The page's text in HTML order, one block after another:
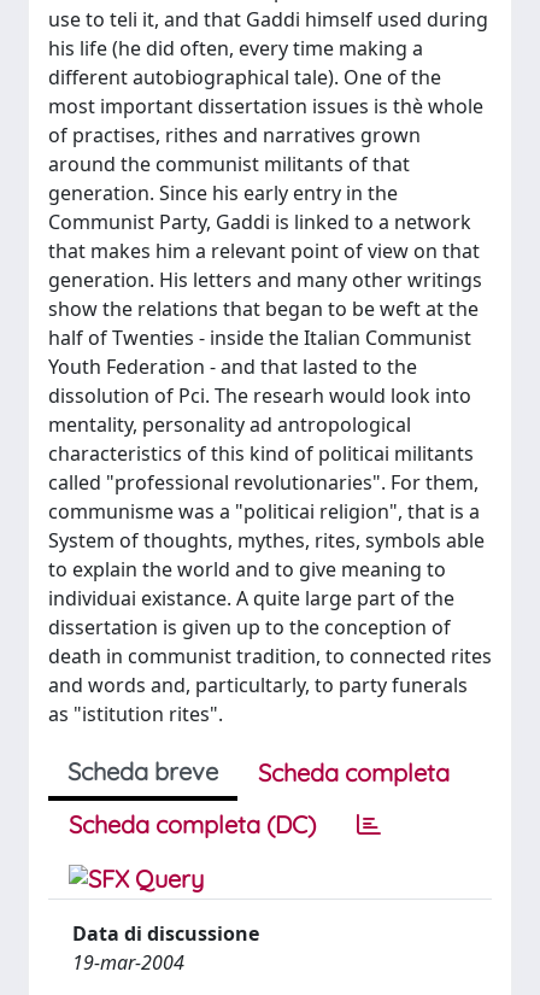
use to teli it, and that Gaddi himself used during
his life (he did often, every time making a
different autobiographical tale). One of the
most important dissertation issues is thè whole
of practises, rithes and narratives grown
around the communist militants of that
generation. Since his early entry in the
Communist Party, Gaddi is linked to a network
that makes him a relevant point of view on that
generation. His letters and many other writings
show the relations that began to be weft at the
half of Twenties - inside the Italian Communist
Youth Federation - and that lasted to the
dissolution of Pci. The researh would look into
mentality, personality ad antropological
characteristics of this kind of politicai militants
called "professional revolutionaries". For them,
communisme was a "politicai religion", that is a
System of thoughts, mythes, rites, symbols able
to explain the world and to give meaning to
individuai existance. A quite large part of the
dissertation is given up to the conception of
death in communist tradition, to connected rites
and words and, particultarly, to party funerals
as "istitution rites".
Scheda breve
Scheda completa
Scheda completa (DC)
Data di discussione
19-mar-2004